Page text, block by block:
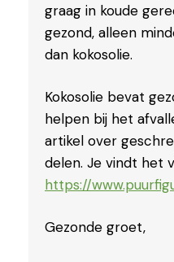
graag in koude
gezond, alleen
dan kokosolie.
Kokosolie bevat
helpen bij het
artikel over
delen. Je vindt het
https://
Gezonde groet,